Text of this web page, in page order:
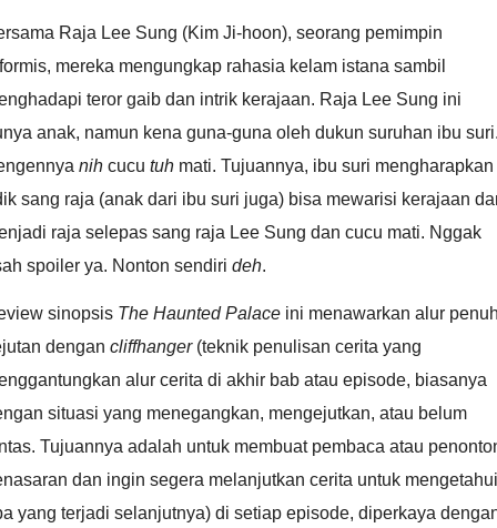
Raja Lee Sung (Kim Ji-hoon), seorang pemimpin
mereka mengungkap rahasia kelam istana sambil
teror gaib dan intrik kerajaan. Raja Lee Sung ini
anak, namun kena guna-guna oleh dukun suruhan ibu
nih cucu tuh mati. Tujuannya, ibu suri mengharapkan
sang raja (anak dari ibu suri juga) bisa mewarisi kerajaan
raja selepas sang raja Lee Sung dan cucu mati. Nggak
spoiler ya. Nonton sendiri deh.
sinopsis The Haunted Palace ini menawarkan alur
dengan cliffhanger (teknik penulisan cerita yang
alur cerita di akhir bab atau episode, biasanya
situasi yang menegangkan, mengejutkan, atau belum
Tujuannya adalah untuk membuat pembaca atau
dan ingin segera melanjutkan cerita untuk mengetahui
yang terjadi selanjutnya) di setiap episode, diperkaya